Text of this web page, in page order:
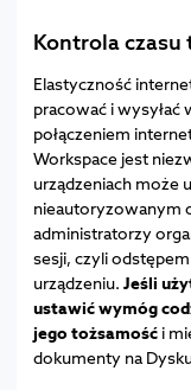
Kontrola czasu
Elastyczność
pracować i
połączeniem
Workspace jest
urządzeniach może
nieautoryzowanym
administratorzy
sesji, czyli
urządzeniu. Jeśli
ustawić wymóg
jego tożsamośći
dokumenty na